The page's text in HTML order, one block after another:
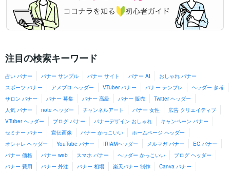
注目の検索キーワード
占い バナー バナー サンプル バナー サイト バナー AI
おしゃれ バナー
スポーツ バナー
アメブロ ヘッダー VTuber バナー バナー テンプレ
ヘッダー 参考
サロン バナー
バナー 募集 バナー 高級 バナー 販売
Twitter ヘッダー
人気 バナー
note ヘッダー チャンネルアート バナー 女性
広告 クリエイティブ
VTuber ヘッダー
ブログ バナー バナーデザイン おしゃれ
キャンペーン バナー
セミナー バナー
宣伝画像 バナー かっこいい
ホームページ ヘッダー
オシャレ ヘッダー
YouTube バナー IRIAMヘッダー メルマガ バナー
EC バナー
バナー 価格
バナー web スマホ バナー ヘッダー かっこいい
ブログ ヘッダー
バナー 費用
バナー 外注 バナー 相場 楽天バナー 制作
Canva バナー